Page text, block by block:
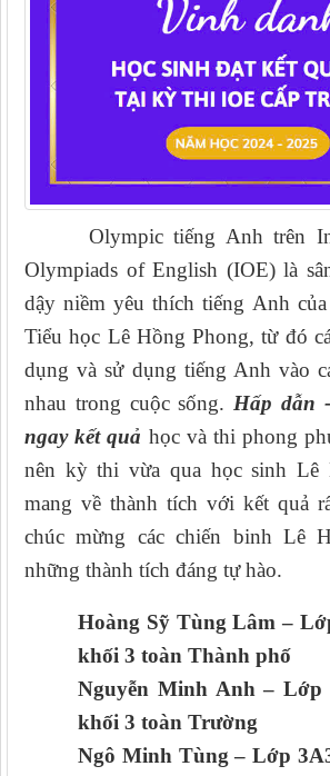
Olympic tiếng Anh trên
Olympiads of English (IOE) là
dậy niềm yêu thích tiếng Anh
Tiểu học Lê Hồng Phong, từ đó
dụng và sử dụng tiếng Anh vào
nhau trong cuộc sống.Hấp dẫn
ngay kết quả học và thi phong
nên kỳ thi vừa qua học sinh Lê
mang về thành tích với kết quả
chúc mừng các chiến binh Lê
những thành tích đáng tự hào.
Hoàng Sỹ Tùng Lâm –
khối 3 toàn Thành phố
Nguyễn Minh Anh– Lớp
khối 3 toàn Trường
Ngô Minh Tùng – Lớp 3A